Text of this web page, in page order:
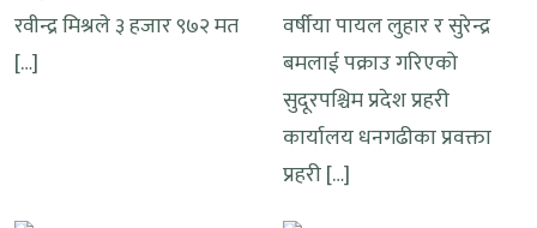
रवीन्द्र मिश्रले ३ हजार ९७२ मत
[…]
वर्षीया पायल लुहार र सुरेन्द्र
बमलाई पक्राउ गरिएको
सुदूरपश्चिम प्रदेश प्रहरी
कार्यालय धनगढीका प्रवक्ता
प्रहरी […]